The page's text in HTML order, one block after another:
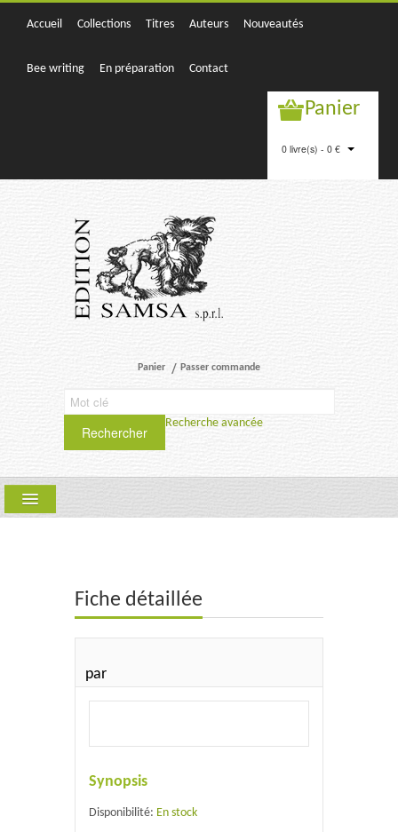
Accueil Collections Titres Auteurs Nouveautés
Bee writing En préparation Contact
Panier
0 livre(s) - 0 €
Panier Passer commande
Rechercher
Recherche avancée
SCIENCES HUMAINES ET SOCIALES
TEXTYLES-CIEL
Fiche détaillée
par
Synopsis
Disponibilité: En stock